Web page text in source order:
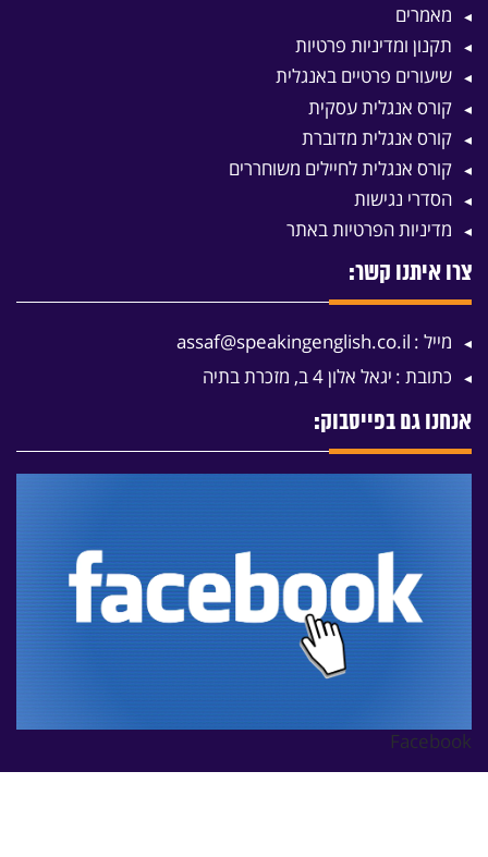
מאמרים
תקנון ומדיניות פרטיות
שיעורים פרטיים באנגלית
קורס אנגלית עסקית
קורס אנגלית מדוברת
קורס אנגלית לחיילים משוחררים
הסדרי נגישות
מדיניות הפרטיות באתר
צרו איתנו קשר:
מייל : assaf@speakingenglish.co.il
כתובת : יגאל אלון 4 ב, מזכרת בתיה
אנחנו גם בפייסבוק:
Facebook